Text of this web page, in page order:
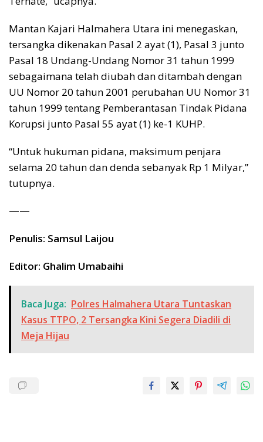
Mantan Kajari Halmahera Utara ini menegaskan,
tersangka dikenakan Pasal 2 ayat (1), Pasal 3 junto
Pasal 18 Undang-Undang Nomor 31 tahun 1999
sebagaimana telah diubah dan ditambah dengan
UU Nomor 20 tahun 2001 perubahan UU Nomor 31
tahun 1999 tentang Pemberantasan Tindak Pidana
Korupsi junto Pasal 55 ayat (1) ke-1 KUHP.
“Untuk hukuman pidana, maksimum penjara
selama 20 tahun dan denda sebanyak Rp 1 Milyar,”
tutupnya.
——
Penulis: Samsul Laijou
Editor: Ghalim Umabaihi
Baca Juga: Polres Halmahera Utara Tuntaskan
Kasus TTPO, 2 Tersangka Kini Segera Diadili di
Meja Hijau